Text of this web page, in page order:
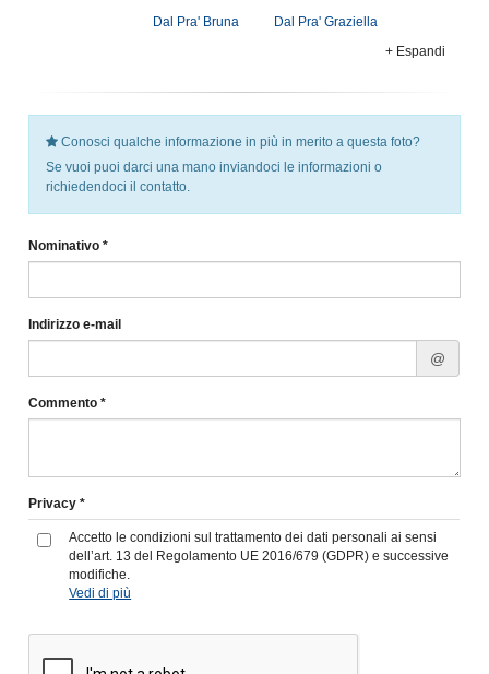
Dal Pra' Bruna
Dal Pra' Graziella
+ Espandi
Conosci qualche informazione in più in merito a questa foto?
Se vuoi puoi darci una mano inviandoci le informazioni o
richiedendoci il contatto.
Nominativo *
Indirizzo e-mail
@
Commento *
Privacy *
Accetto le condizioni sul trattamento dei dati personali ai sensi
dell’art. 13 del Regolamento UE 2016/679 (GDPR) e successive
modifiche.
Vedi di più